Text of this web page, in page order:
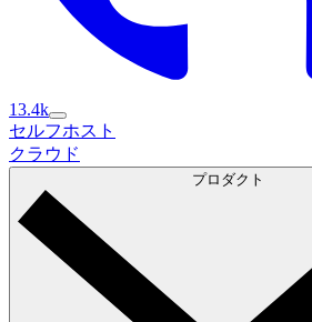
13.4k
セルフホスト
セルフホスト
クラウド
プロダクト